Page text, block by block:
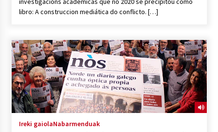
libro: A construccion mediática do conflicto. […]
Ireki gaiolaNabarmenduak